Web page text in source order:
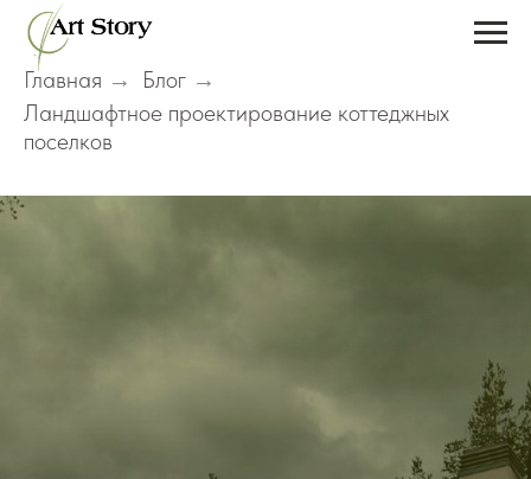
Главная → Блог →
Ландшафтное проектирование коттеджных
поселков